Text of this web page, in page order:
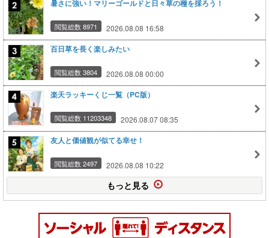
暑さに強い！マリーゴールドと日々草の種を採ろう！
閲覧総数 8971 2026.08.08 16:58
百日草を長く楽しみたい
閲覧総数 3804 2026.08.08 00:00
楽天ラッキーくじ一覧（PC版）
閲覧総数 11203348 2026.08.07 08:35
友人と価値観が似てる幸せ！
閲覧総数 2497 2026.08.08 10:22
もっと見る